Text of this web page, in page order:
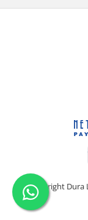
©Copyright Dura